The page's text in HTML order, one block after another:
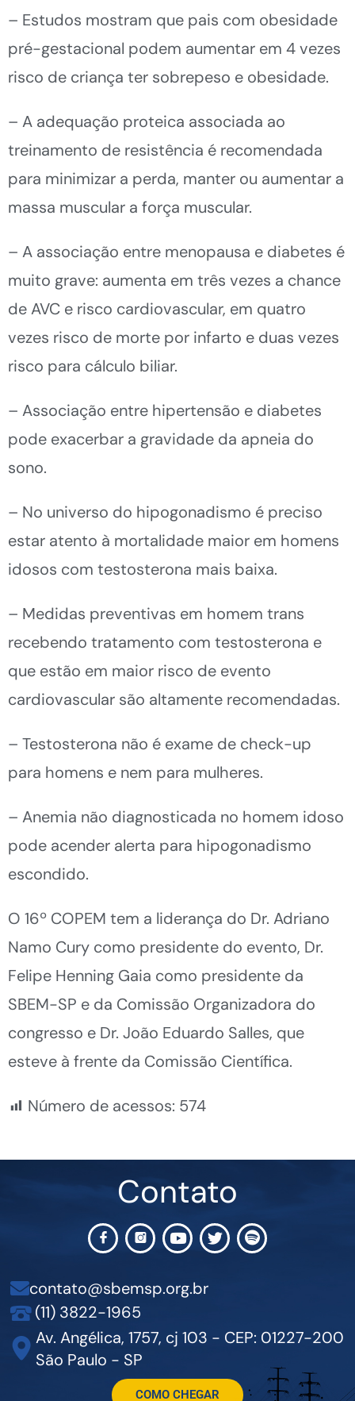
– Estudos mostram que pais com obesidade
pré-gestacional podem aumentar em 4 vezes
risco de criança ter sobrepeso e obesidade.
– A adequação proteica associada ao
treinamento de resistência é recomendada
para minimizar a perda, manter ou aumentar a
massa muscular a força muscular.
– A associação entre menopausa e diabetes é
muito grave: aumenta em três vezes a chance
de AVC e risco cardiovascular, em quatro
vezes risco de morte por infarto e duas vezes
risco para cálculo biliar.
– Associação entre hipertensão e diabetes
pode exacerbar a gravidade da apneia do
sono.
– No universo do hipogonadismo é preciso
estar atento à mortalidade maior em homens
idosos com testosterona mais baixa.
– Medidas preventivas em homem trans
recebendo tratamento com testosterona e
que estão em maior risco de evento
cardiovascular são altamente recomendadas.
– Testosterona não é exame de check-up
para homens e nem para mulheres.
– Anemia não diagnosticada no homem idoso
pode acender alerta para hipogonadismo
escondido.
O 16º COPEM tem a liderança do Dr. Adriano
Namo Cury como presidente do evento, Dr.
Felipe Henning Gaia como presidente da
SBEM-SP e da Comissão Organizadora do
congresso e Dr. João Eduardo Salles, que
esteve à frente da Comissão Científica.
Número de acessos: 574
Contato
contato@sbemsp.org.br
(11) 3822-1965
Av. Angélica, 1757, cj 103 - CEP: 01227-200
São Paulo - SP
COMO CHEGAR